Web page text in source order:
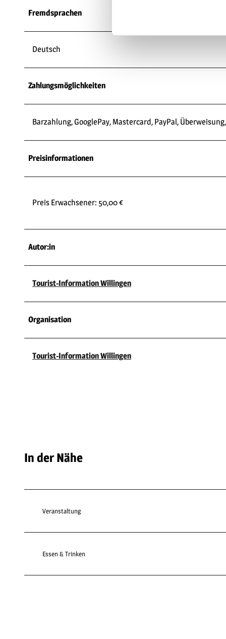
Fremdsprachen
Deutsch
Zahlungsmöglichkeiten
Barzahlung, GooglePay, Mastercard, PayPal,
Preisinformationen
Preis Erwachsener: 50,00 €
Autor:in
Tourist-Information Willingen
Organisation
Tourist-Information Willingen
In der Nähe
Veranstaltung
Essen & Trinken